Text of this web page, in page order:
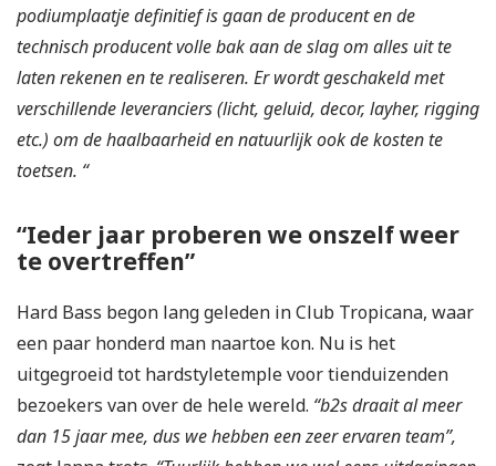
podiumplaatje definitief is gaan de producent en de
technisch producent volle bak aan de slag om alles uit te
laten rekenen en te realiseren. Er wordt geschakeld met
verschillende leveranciers (licht, geluid, decor, layher, rigging
etc.) om de haalbaarheid en natuurlijk ook de kosten te
toetsen. “
“Ieder jaar proberen we onszelf weer
te overtreffen”
Hard Bass begon lang geleden in Club Tropicana, waar
een paar honderd man naartoe kon. Nu is het
uitgegroeid tot hardstyletemple voor tienduizenden
bezoekers van over de hele wereld. “b2s draait al meer
dan 15 jaar mee, dus we hebben een zeer ervaren team”,